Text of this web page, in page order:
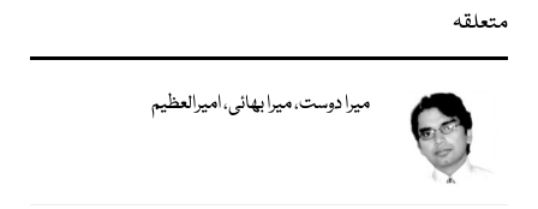
متعلقہ
میرا دوست، میرا بھائی، امیرالعظیم